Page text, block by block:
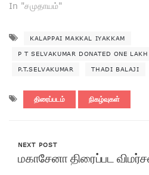
In "சமுதாயம்"
KALAPPAI MAKKAL IYAKKAM
P T SELVAKUMAR DONATED ONE
P.T.SELVAKUMAR THADI BALAJI
திரைப்படம் நிகழ்வுகள்
NEXT POST
மகாசேனா திரைப்பட